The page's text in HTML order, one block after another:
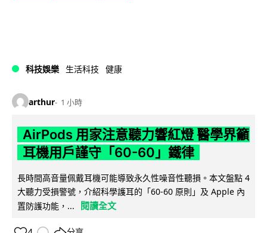
科技娛樂 生活科技 健康
arthur 1 小時
AirPods 用家注意聽力響紅燈 醫學界籲
耳機用戶謹守「60-60」鐵律
長時間高音量佩戴耳機可能導致永久性噪音性聽損。本文盤點 4
大聽力受損警號，介紹科學護耳的「60-60 原則」及 Apple 內
置防護功能，...
閱讀全文